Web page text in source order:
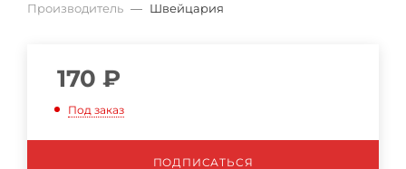
Производитель — Швейцария
170 ₽
Под заказ
ПОДПИСАТЬСЯ